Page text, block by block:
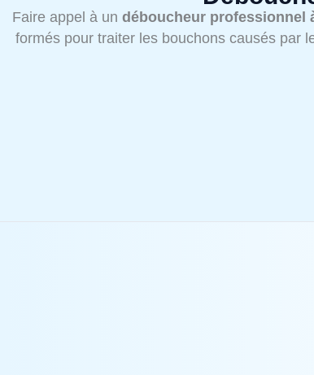
Faire appel à un déboucheur professionnel
formés pour traiter les bouchons causés par